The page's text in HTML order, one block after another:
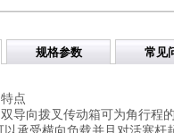
规格参数 常见
点
导向拨叉传动箱可为角行程